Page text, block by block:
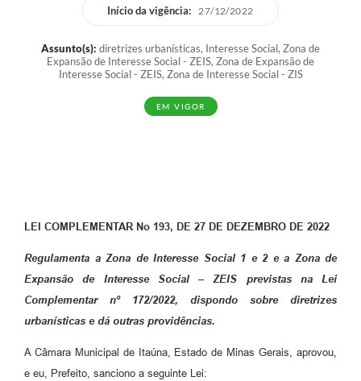
Início da vigência: 27/12/2022
Assunto(s): diretrizes urbanísticas, Interesse Social, Zona de
Expansão de Interesse Social - ZEIS, Zona de Expansão de
Interesse Social - ZEIS, Zona de Interesse Social - ZIS
EM VIGOR
LEI COMPLEMENTAR No 193, DE 27 DE DEZEMBRO DE 2022
Regulamenta a Zona de Interesse Social 1 e 2 e a Zona de
Expansão de Interesse Social – ZEIS previstas na Lei
Complementar nº 172/2022, dispondo sobre diretrizes
urbanísticas e dá outras providências.
A Câmara Municipal de Itaúna, Estado de Minas Gerais, aprovou,
e eu, Prefeito, sanciono a seguinte Lei: